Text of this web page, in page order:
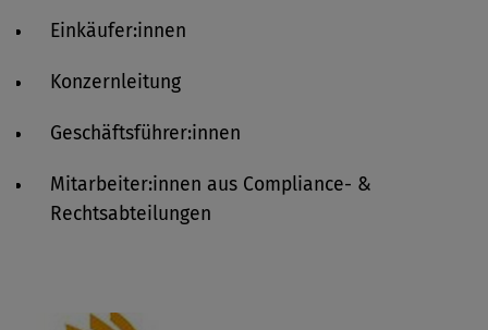
Einkäufer:innen
Konzernleitung
Geschäftsführer:innen
Mitarbeiter:innen aus Compliance- &
Rechtsabteilungen